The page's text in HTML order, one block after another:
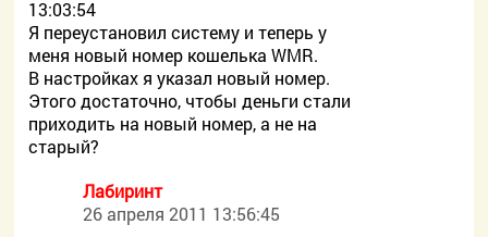
13:03:54
Я переустановил систему и теперь у
меня новый номер кошелька WMR.
В настройках я указал новый номер.
Этого достаточно, чтобы деньги стали
приходить на новый номер, а не на
старый?
Лабиринт
26 апреля 2011 13:56:45